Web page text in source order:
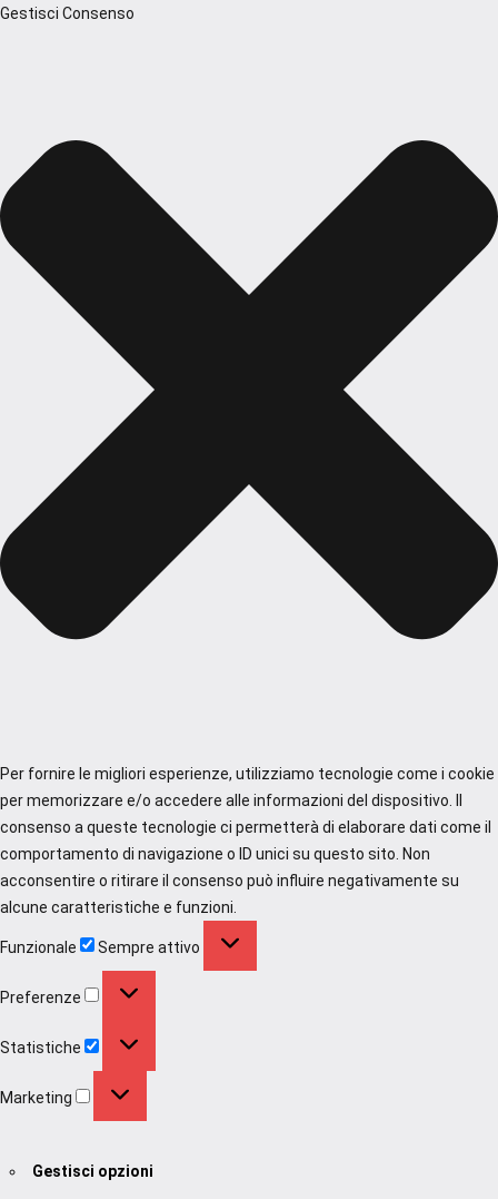
Gestisci Consenso
Per fornire le migliori esperienze, utilizziamo tecnologie come i cookie
per memorizzare e/o accedere alle informazioni del dispositivo. Il
consenso a queste tecnologie ci permetterà di elaborare dati come il
comportamento di navigazione o ID unici su questo sito. Non
acconsentire o ritirare il consenso può influire negativamente su
alcune caratteristiche e funzioni.
Funzionale Sempre attivo
Preferenze
Statistiche
Marketing
Gestisci opzioni